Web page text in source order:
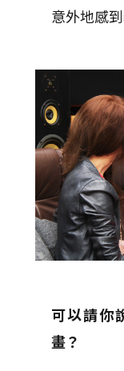
意外地感
可以請你
畫？